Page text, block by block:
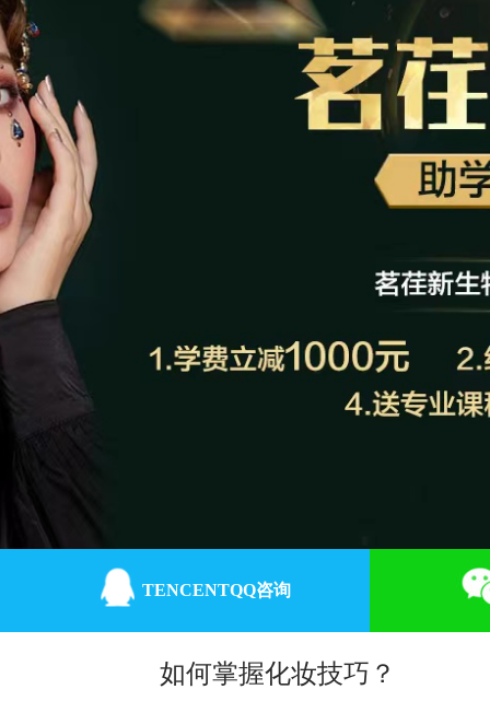
TENCENTQQ咨询
如何掌握化妆技巧？